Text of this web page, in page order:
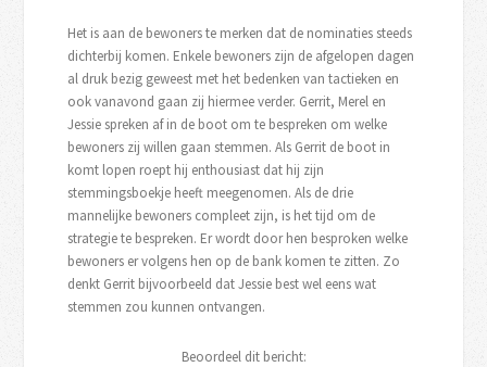
Het is aan de bewoners te merken dat de nominaties steeds
dichterbij komen. Enkele bewoners zijn de afgelopen dagen
al druk bezig geweest met het bedenken van tactieken en
ook vanavond gaan zij hiermee verder. Gerrit, Merel en
Jessie spreken af in de boot om te bespreken om welke
bewoners zij willen gaan stemmen. Als Gerrit de boot in
komt lopen roept hij enthousiast dat hij zijn
stemmingsboekje heeft meegenomen. Als de drie
mannelijke bewoners compleet zijn, is het tijd om de
strategie te bespreken. Er wordt door hen besproken welke
bewoners er volgens hen op de bank komen te zitten. Zo
denkt Gerrit bijvoorbeeld dat Jessie best wel eens wat
stemmen zou kunnen ontvangen.
Beoordeel dit bericht: